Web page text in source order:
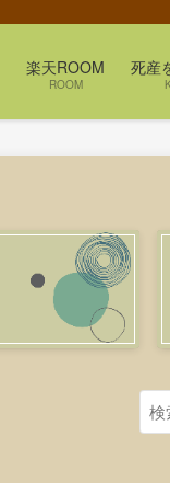
楽天ROOM
ROOM
死産